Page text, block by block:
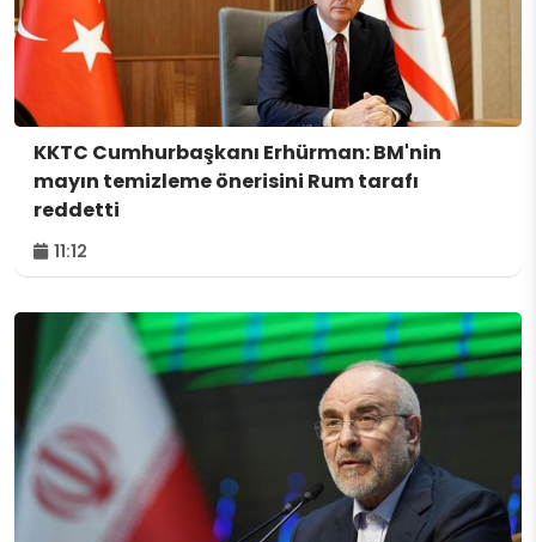
KKTC Cumhurbaşkanı Erhürman: BM'nin
mayın temizleme önerisini Rum tarafı
reddetti
11:12